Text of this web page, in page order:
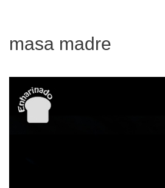
masa madre